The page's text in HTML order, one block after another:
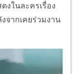
งในละครเรื่อง
จากเคยร่วมงาน